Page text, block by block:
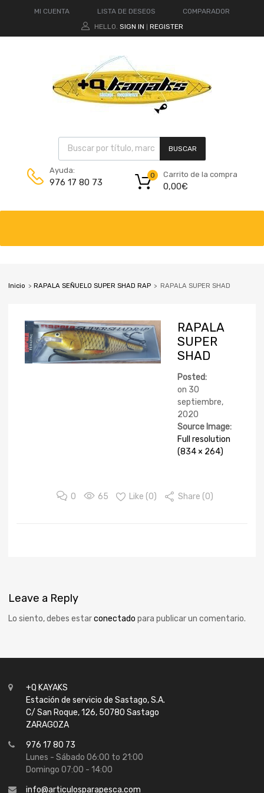
MI CUENTA LISTA DE DESEOS
COMPARADOR
HELLO. SIGN IN REGISTER
BUSCAR
Ayuda:
976 17 80 73
Carrito de la compra
0,00€
0
Inicio > RAPALA SEÑUELO SUPER SHAD RAP > RAPALA SUPER SHAD
RAPALA
SUPER
SHAD
Posted:
on 30
septiembre,
2020
Source Image:
Full resolution
(834 × 264)
0 65 Like (0) Share (0)
Leave a Reply
Lo siento, debes estarconectado para publicar un comentario.
+Q KAYAKS
Estación de servicio de Sastago, S.A.
C/ San Roque, 126, 50780 Sastago
ZARAGOZA
976 17 80 73
Lunes - Sábado 06:00 to 21:00
Domingo 07:00 - 14:00
info@articulosparapesca.com